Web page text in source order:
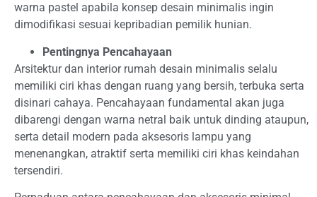
warna pastel apabila konsep desain minimalis ingin
dimodifikasi sesuai kepribadian pemilik hunian.
Pentingnya Pencahayaan
Arsitektur dan interior rumah desain minimalis selalu
memiliki ciri khas dengan ruang yang bersih, terbuka serta
disinari cahaya. Pencahayaan fundamental akan juga
dibarengi dengan warna netral baik untuk dinding ataupun,
serta detail modern pada aksesoris lampu yang
menenangkan, atraktif serta memiliki ciri khas keindahan
tersendiri.